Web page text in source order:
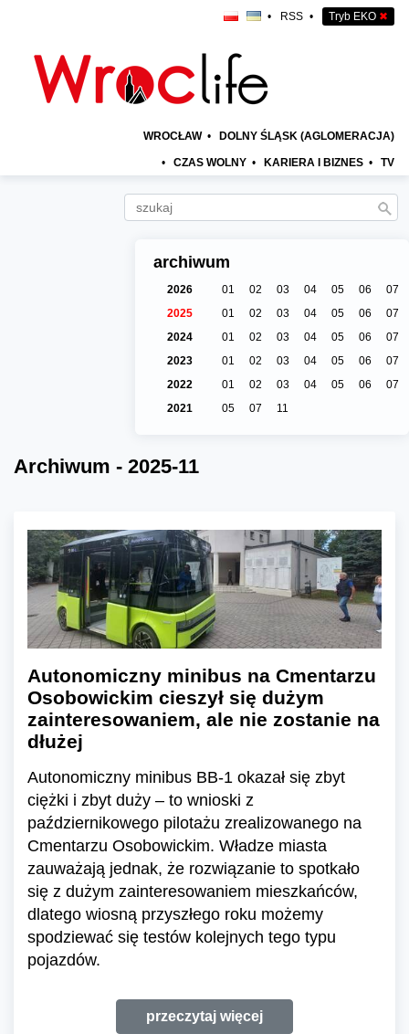
• RSS • Tryb EKO ✖
WROCŁAW • DOLNY ŚLĄSK (AGLOMERACJA)
• CZAS WOLNY • KARIERA I BIZNES • TV
archiwum
2026 01 02 03 04 05 06
07
2025
01 02 03 04 05 06
07
2024
01 02 03 04 05 06
07
2023
01 02 03 04 05 06
07
2022
01 02 03 04 05 06
07
2021
05 07 11
Archiwum - 2025-11
Autonomiczny minibus na Cmentarzu
Osobowickim cieszył się dużym
zainteresowaniem, ale nie zostanie na
dłużej
Autonomiczny minibus BB-1 okazał się zbyt
ciężki i zbyt duży – to wnioski z
październikowego pilotażu zrealizowanego na
Cmentarzu Osobowickim. Władze miasta
zauważają jednak, że rozwiązanie to spotkało
się z dużym zainteresowaniem mieszkańców,
dlatego wiosną przyszłego roku możemy
spodziewać się testów kolejnych tego typu
pojazdów.
przeczytaj więcej